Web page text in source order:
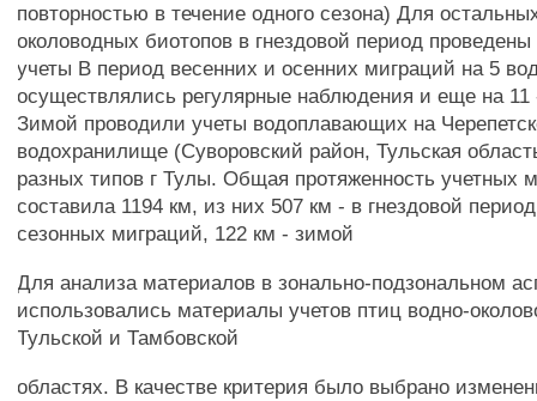
повторностью в течение одного сезона) Для
околоводных биотопов в гнездовой период
учеты В период весенних и осенних миграций на 5
осуществлялись регулярные наблюдения и еще на 11
Зимой проводили учеты водоплавающих на
водохранилище (Суворовский район, Тульская
разных типов г Тулы. Общая протяженность учетных
составила 1194 км, из них 507 км - в гнездовой
сезонных миграций, 122 км - зимой
Для анализа материалов в зонально-подзональном
использовались материалы учетов птиц водно-
Тульской и Тамбовской
областях. В качестве критерия было выбрано